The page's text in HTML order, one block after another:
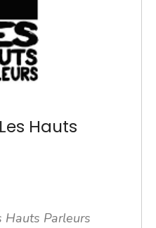
Hauts
Hauts Parleurs